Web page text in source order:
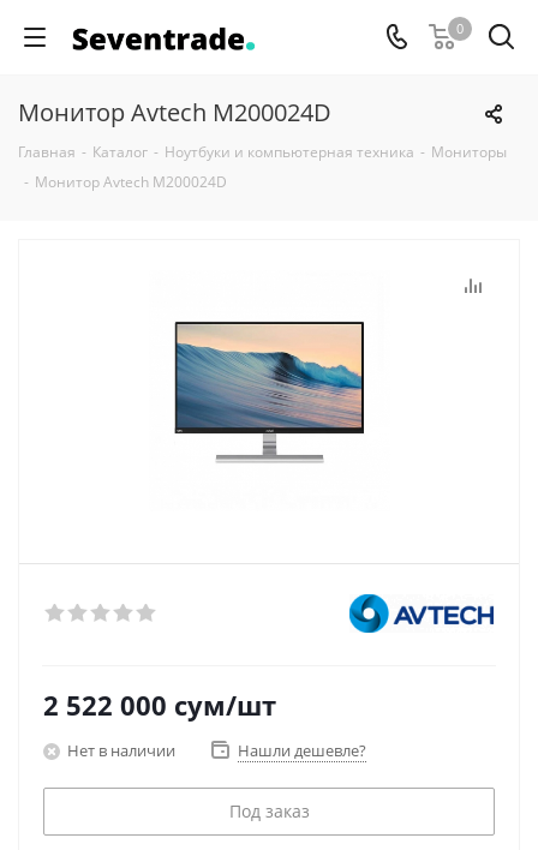
0
Монитор Avtech M200024D
Главная - Каталог - Ноутбуки и компьютерная техника - Мониторы
- Монитор Avtech M200024D
2 522 000 сум/шт
Нет в наличии Нашли дешевле?
Под заказ